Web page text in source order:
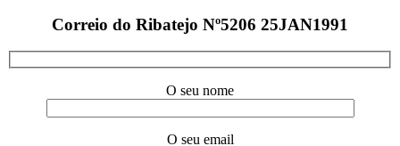
Correio do Ribatejo Nº5206 25JAN1991
O seu nome
O seu email